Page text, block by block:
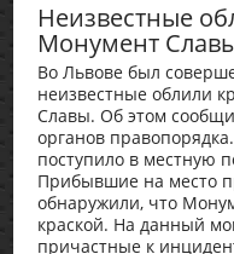
Неизвестные
Монумент
Во Львове был
неизвестные облили
Славы. Об этом
органов
поступило в местную
Прибывшие на место
обнаружили, что
краской. На данный
причастные к